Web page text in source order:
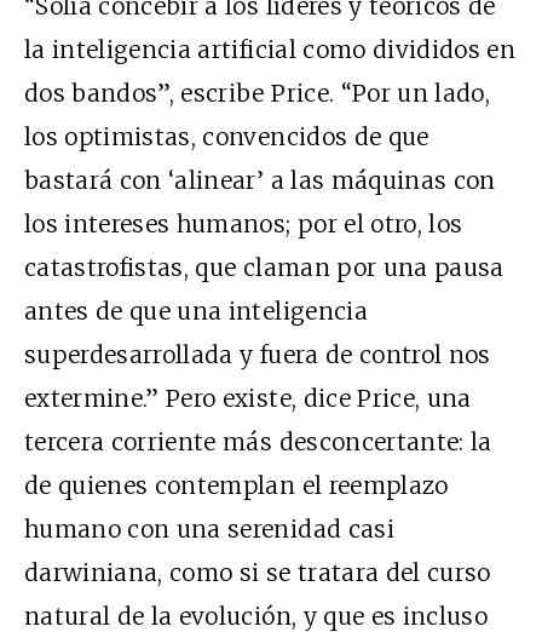
“Solía concebir a los líderes y teóricos de
la inteligencia artificial como divididos en
dos bandos”, escribe Price. “Por un lado,
los optimistas, convencidos de que
bastará con ‘alinear’ a las máquinas con
los intereses humanos; por el otro, los
catastrofistas, que claman por una pausa
antes de que una inteligencia
superdesarrollada y fuera de control nos
extermine.” Pero existe, dice Price, una
tercera corriente más desconcertante: la
de quienes contemplan el reemplazo
humano con una serenidad casi
darwiniana, como si se tratara del curso
natural de la evolución, y que es incluso